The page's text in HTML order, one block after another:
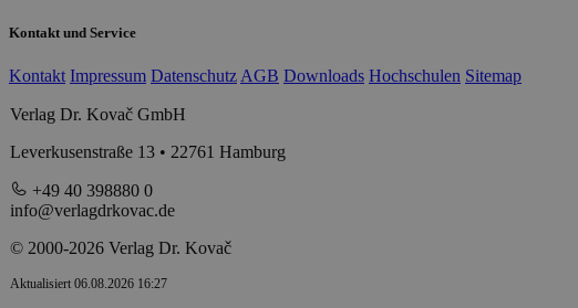
Kontakt und Service
Kontakt Impressum Datenschutz AGB Downloads Hochschulen Sitemap
Verlag Dr. Kovač GmbH
Leverkusenstraße 13 • 22761 Hamburg
+49 40 398880 0
info@verlagdrkovac.de
© 2000-2026 Verlag Dr. Kovač
Aktualisiert 06.08.2026 16:27